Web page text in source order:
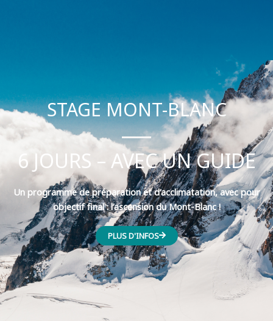
STAGE MONT-BLANC
6 JOURS – AVEC UN GUIDE
Un programme de préparation et d’acclimatation, avec pour
objectif final : l’ascension du Mont-Blanc !
PLUS D'INFOS